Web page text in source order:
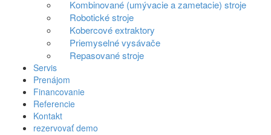
Kombinované (umývacie a zametacie) stroje
Robotické stroje
Kobercové extraktory
Priemyselné vysávače
Repasované stroje
Servis
Prenájom
Financovanie
Referencie
Kontakt
rezervovať demo